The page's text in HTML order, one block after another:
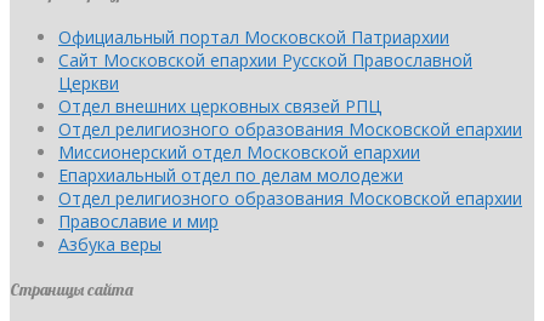
Официальный портал Московской Патриархии
Сайт Московской епархии Русской Православной
Церкви
Отдел внешних церковных связей РПЦ
Отдел религиозного образования Московской епархии
Миссионерский отдел Московской епархии
Епархиальный отдел по делам молодежи
Отдел религиозного образования Московской епархии
Православие и мир
Азбука веры
Страницы сайта